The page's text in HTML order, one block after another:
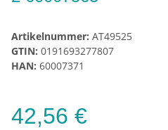
Artikelnummer: AT49525
GTIN: 0191693277807
HAN: 60007371
42,56 €